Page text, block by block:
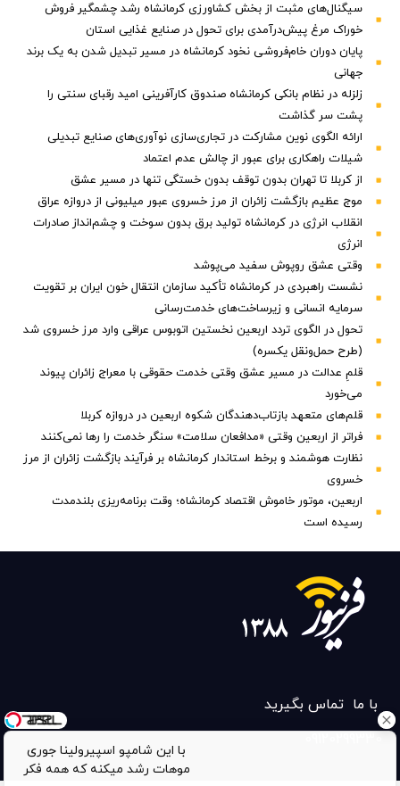
سیگنال‌های مثبت از بخش کشاورزی کرمانشاه رشد چشمگیر فروش
خوراک مرغ پیش‌درآمدی برای تحول در صنایع غذایی استان
پایان دوران خام‌فروشی نخود کرمانشاه در مسیر تبدیل شدن به یک برند
جهانی
زلزله در نظام بانکی کرمانشاه صندوق کارآفرینی امید رقبای سنتی را
پشت سر گذاشت
ارائه الگوی نوین مشارکت در تجاری‌سازی نوآوری‌های صنایع تبدیلی
شیلات راهکاری برای عبور از چالش عدم اعتماد
از کربلا تا تهران بدون توقف بدون خستگی تنها در مسیر عشق
موج عظیم بازگشت زائران از مرز خسروی عبور میلیونی از دروازه عراق
انقلاب انرژی در کرمانشاه تولید برق بدون سوخت و چشم‌انداز صادرات
انرژی
وقتی عشق روپوش سفید می‌پوشد
نشست راهبردی در کرمانشاه تأکید سازمان انتقال خون ایران بر تقویت
سرمایه انسانی و زیرساخت‌های خدمت‌رسانی
تحول در الگوی تردد اربعین نخستین اتوبوس عراقی وارد مرز خسروی شد
(طرح حمل‌ونقل یکسره)
قلمِ عدالت در مسیر عشق وقتی خدمت حقوقی با معراج زائران پیوند
می‌خورد
قلم‌های متعهد بازتاب‌دهندگان شکوه اربعین در دروازه کربلا
فراتر از اربعین وقتی «مدافعان سلامت» سنگر خدمت را رها نمی‌کنند
نظارت هوشمند و برخط استاندار کرمانشاه بر فرآیند بازگشت زائران از مرز
خسروی
اربعین، موتور خاموش اقتصاد کرمانشاه؛ وقت برنامه‌ریزی بلندمدت
رسیده است
با این شامپو اسپیرولینا جوری
موهات رشد میکنه که همه فکر
با ما تماس بگیرید